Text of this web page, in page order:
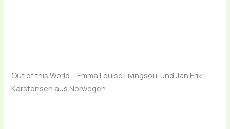
Out of this World – Emma Louise Livingsoul und Jan Erik
Karstensen aus Norwegen